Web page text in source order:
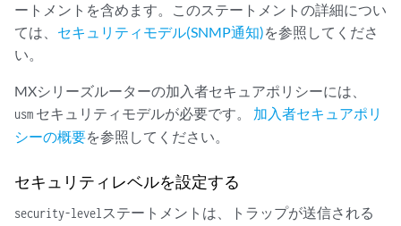
ートメントを含めます。このステートメントの詳細につい
ては、 セキュリティモデル(SNMP通知)を参照してくださ
い。
MXシリーズルーターの加入者セキュアポリシーには、
usm セキュリティモデルが必要です。 加入者セキュアポリ
シーの概要を参照してください。
セキュリティレベルを設定する
security-level ステートメントは、トラップが送信される